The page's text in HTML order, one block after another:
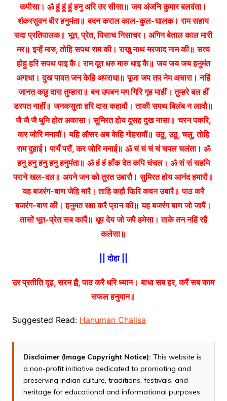
कपीसा। ॐ हुं हुं हुं हनु अरि उर सीसा॥ जय अंजनि कुमार बलवंता।
शंकरसुवन बीर हनुमंता॥ बदन कराल काल-कुल-घालक। राम सहाय
सदा प्रतिपालक॥ भूत, प्रेत, पिसाच निसाचर। अगिन बेताल काल मारी
मर॥ इन्हें मारु, तोहि सपथ राम की। राखु नाथ मरजाद नाम की॥ सत्य
होहु हरि सपथ पाइ कै। राम दूत धरु मारु धाइ कै॥ जय जय जय हनुमंत
अगाधा। दुख पावत जन केहि अपराधा॥ पूजा जप तप नेम अचारा। नहिं
जानत कछु दास तुम्हारा॥ बन उपबन मग गिरि गृह माहीं। तुम्हरे बल हौं
डरपत नाहीं॥ जनकसुता हरि दास कहावौ। ताकी सपथ बिलंब न लावौ॥
जै जै जै धुनि होत अकासा। सुमिरत होय दुसह दुख नासा॥ चरन पकरि,
कर जोरि मनावौं। यहि औसर अब केहि गोहरावौं॥ उठु, उठु, चलु, तोहि
राम दुहाई। पायँ परौं, कर जोरि मनाई॥ ॐ चं चं चं चं चपल चलंता। ॐ
हनु हनु हनु हनु हनुमंता॥ ॐ हं हं हाँक देत कपि चंचल। ॐ सं सं सहमि
पराने खल-दल॥ अपने जन को तुरत उबारौ। सुमिरत होय आनंद हमारौ॥
यह बजरंग-बाण जेहि मारै। ताहि कहौ फिरि कवन उबारै॥ पाठ करै
बजरंग-बाण की। हनुमत रक्षा करै प्रान की॥ यह बजरंग बाण जो जापैं।
तासों भूत-प्रेत सब कापैं॥ धूप देय जो जपै हमेसा। ताके तन नहिं रहै
कलेसा॥
|| दोहा ||
उर प्रतीति दृढ़, सरन ह्वै, पाठ करै धरि ध्यान। बाधा सब हर, करैं सब काम
सफल हनुमान॥
Suggested Read: Hanuman Chalisa
Disclaimer (Image Copyright Notice): This website is
a non-profit initiative dedicated to promoting and
preserving Indian culture, traditions, festivals, and
heritage for educational and informational purposes